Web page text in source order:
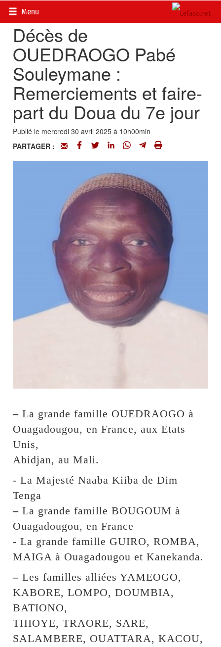
Menu
Accueil>
Décès de
OUEDRAOGO Pabé
Souleymane :
Remerciements et faire-
part du Doua du 7e jour
Publié le mercredi 30 avril 2025 à 10h00min
PARTAGER :
– La grande famille OUEDRAOGO à
Ouagadougou, en France, aux Etats
Unis,
Abidjan, au Mali.
- La Majesté Naaba Kiiba de Dim
Tenga
– La grande famille BOUGOUM à
Ouagadougou, en France
- La grande famille GUIRO, ROMBA,
MAIGA à Ouagadougou et Kanekanda.
– Les familles alliées YAMEOGO,
KABORE, LOMPO, DOUMBIA,
BATIONO,
THIOYE, TRAORE, SARE,
SALAMBERE, OUATTARA, KACOU,